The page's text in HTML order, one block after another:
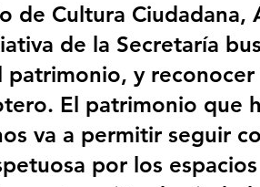
de Cultura Ciudadana,
de la Secretaría
patrimonio, y
El patrimonio que
va a permitir seguir
por los